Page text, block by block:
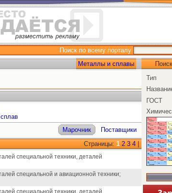
Поиск по всему порталу
Металлы и сплавы
Марочник
Поставщики
Страницы: 1 2 3 4
специальной техники, деталей
специальной и авиационной техники;
специальной техники, деталей
Тип
ГОСТ